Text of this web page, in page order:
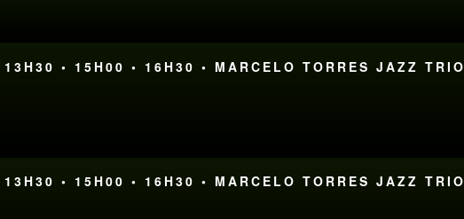
• 15H00 • 16H30 • MARCELO TORRES JAZZ TRIO
• 15H00 • 16H30 • MARCELO TORRES JAZZ TRIO